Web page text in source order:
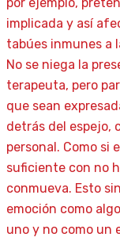
implicada y así
tabúes inmunes a
No se niega la
terapeuta, pero
que sean
detrás del espejo,
personal. Como si
suficiente con no
conmueva. Esto
emoción como
uno y no como un